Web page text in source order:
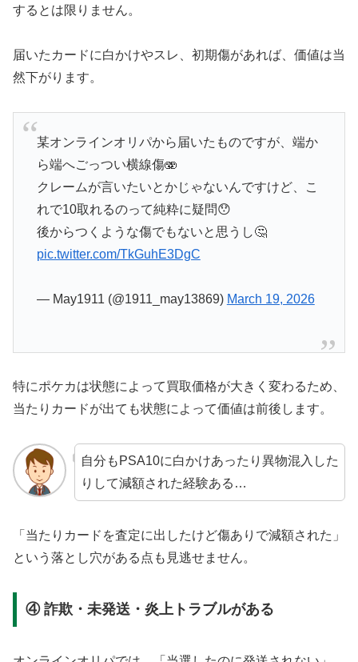
するとは限りません。
届いたカードに白かけやスレ、初期傷があれば、価値は当
然下がります。
某オンラインオリパから届いたものですが、端か
ら端へごっつい横線傷🫨
クレームが言いたいとかじゃないんですけど、こ
れで10取れるのって純粋に疑問😯
後からつくような傷でもないと思うし🤔
pic.twitter.com/TkGuhE3DgC
— May1911 (@1911_may13869) March 19, 2026
特にポケカは状態によって買取価格が大きく変わるため、
当たりカードが出ても状態によって価値は前後します。
自分もPSA10に白かけあったり異物混入した
りして減額された経験ある…
「当たりカードを査定に出したけど傷ありで減額された」
という落とし穴がある点も見逃せません。
④ 詐欺・未発送・炎上トラブルがある